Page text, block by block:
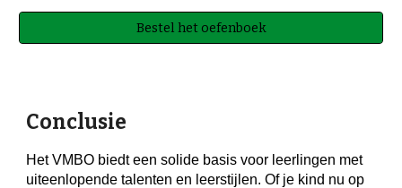
Bestel het oefenboek
Conclusie
Het VMBO biedt een solide basis voor leerlingen met
uiteenlopende talenten en leerstijlen. Of je kind nu op